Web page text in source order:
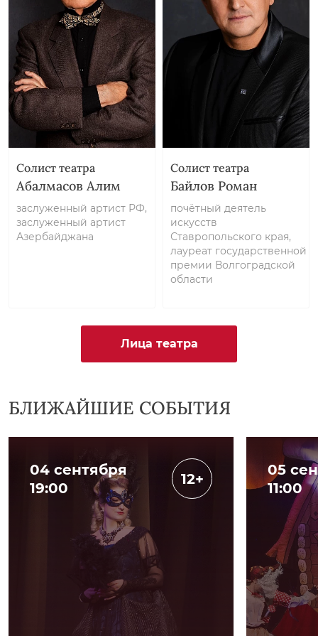
Солист театра
Абалмасов Алим
заслуженный артист РФ,
заслуженный артист
Азербайджана
Солист театра
Байлов Роман
почётный деятель
искусств
Ставропольского края,
лауреат государственной
премии Волгоградской
области
Лица театра
БЛИЖАЙШИЕ СОБЫТИЯ
04 сентября
19:00
12+
05
11:00